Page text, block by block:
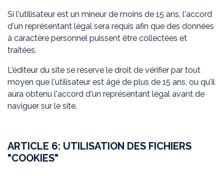
Si l'utilisateur est un mineur de moins de 15 ans, l'accord
d'un représentant légal sera requis afin que des données
à caractère personnel puissent être collectées et
traitées.
L'éditeur du site se réserve le droit de vérifier par tout
moyen que l'utilisateur est âgé de plus de 15 ans, ou qu'il
aura obtenu l'accord d'un représentant légal avant de
naviguer sur le site.
ARTICLE 6: UTILISATION DES FICHIERS
"COOKIES"